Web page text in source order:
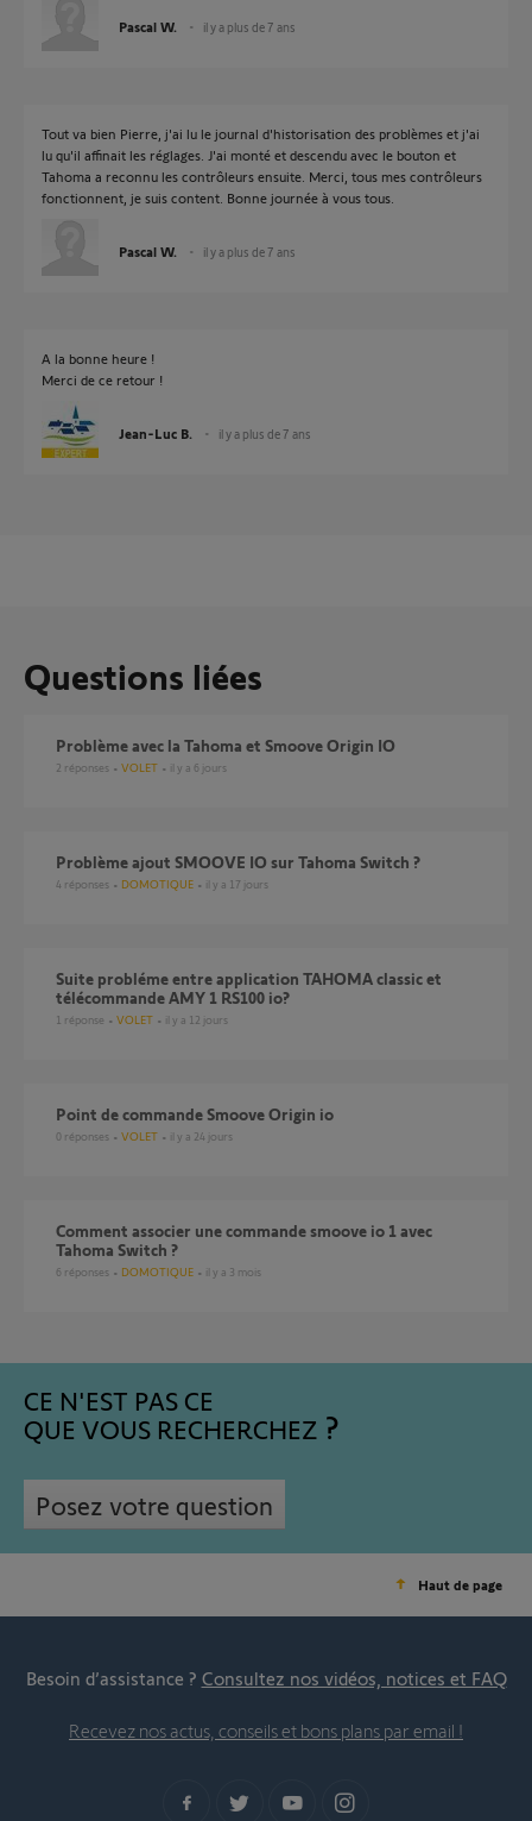
Pascal W. il y a plus de 7 ans
Tout va bien Pierre, j'ai lu le journal d'historisation des problèmes et j'ai
lu qu'il affinait les réglages. J'ai monté et descendu avec le bouton et
Tahoma a reconnu les contrôleurs ensuite. Merci, tous mes contrôleurs
fonctionnent, je suis content. Bonne journée à vous tous.
Pascal W. il y a plus de 7 ans
A la bonne heure !
Merci de ce retour !
Jean-Luc B. il y a plus de 7 ans
Questions liées
Problème avec la Tahoma et Smoove Origin IO
2 réponses VOLET il y a 6 jours
Problème ajout SMOOVE IO sur Tahoma Switch ?
4 réponses DOMOTIQUE il y a 17 jours
Suite probléme entre application TAHOMA classic et
télécommande AMY 1 RS100 io?
1 réponse VOLET il y a 12 jours
Point de commande Smoove Origin io
0 réponses VOLET il y a 24 jours
Comment associer une commande smoove io 1 avec
Tahoma Switch ?
6 réponses DOMOTIQUE il y a 3 mois
CE N'EST PAS CE
QUE VOUS RECHERCHEZ
Posez votre question
Haut de page
Besoin d’assistance ? Consultez nos vidéos, notices et FAQ
Recevez nos actus, conseils et bons plans par email !